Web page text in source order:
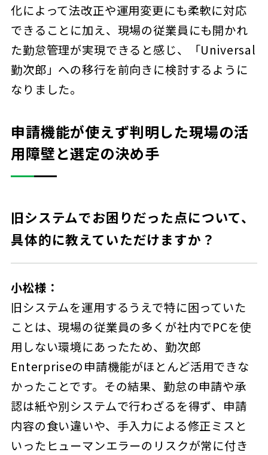
化によって法改正や運用変更にも柔軟に対応
できることに加え、現場の従業員にも開かれ
た勤怠管理が実現できると感じ、「Universal
勤次郎」への移行を前向きに検討するように
なりました。
申請機能が使えず判明した現場の活
用障壁と選定の決め手
旧システムでお困りだった点について、
具体的に教えていただけますか？
小松様：
旧システムを運用するうえで特に困っていた
ことは、現場の従業員の多くが社内でPCを使
用しない環境にあったため、勤次郎
Enterpriseの申請機能がほとんど活用できな
かったことです。その結果、勤怠の申請や承
認は紙や別システムで行わざるを得ず、申請
内容の食い違いや、手入力による修正ミスと
いったヒューマンエラーのリスクが常に付き